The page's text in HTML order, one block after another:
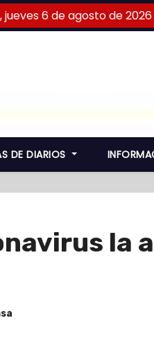
jueves 6 de agosto de 2026
DE DIARIOS
la